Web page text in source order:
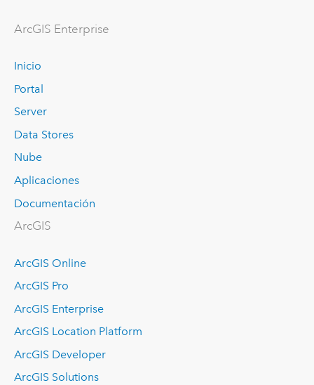
ArcGIS Enterprise
Inicio
Portal
Server
Data Stores
Nube
Aplicaciones
Documentación
ArcGIS
ArcGIS Online
ArcGIS Pro
ArcGIS Enterprise
ArcGIS Location Platform
ArcGIS Developer
ArcGIS Solutions